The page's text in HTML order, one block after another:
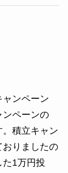
ャンペーン
ンペーンの
積立キャン
りましたの
た1万円投